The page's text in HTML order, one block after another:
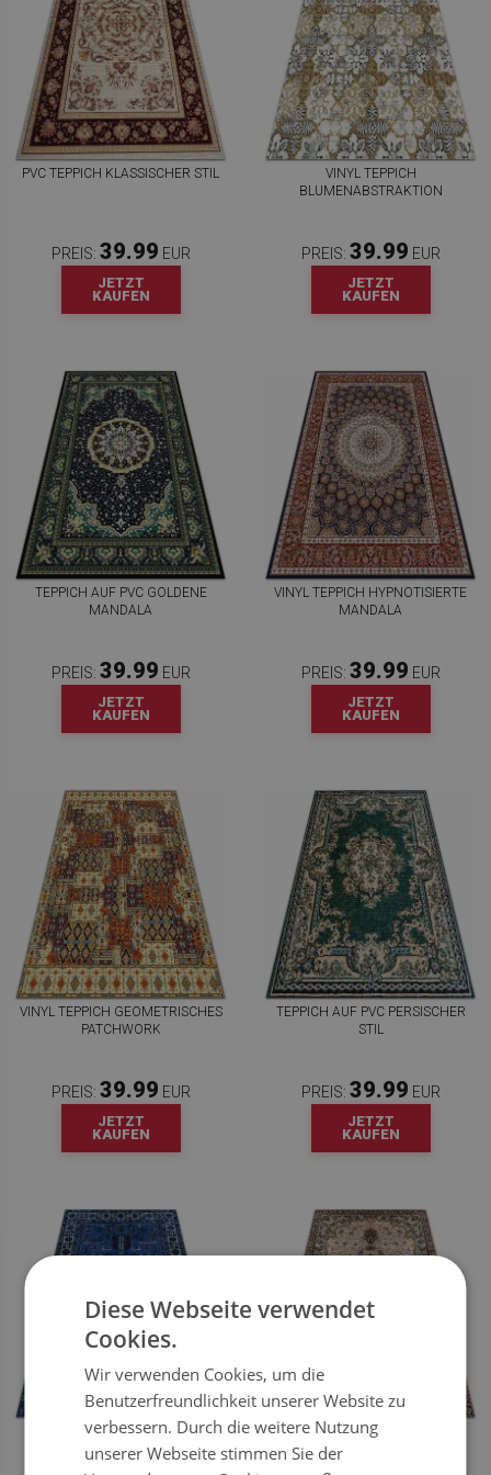
PVC TEPPICH KLASSISCHER STIL
PREIS: 39.99 EUR
JETZT
KAUFEN
VINYL TEPPICH
BLUMENABSTRAKTION
PREIS: 39.99 EUR
JETZT
KAUFEN
TEPPICH AUF PVC GOLDENE
MANDALA
PREIS: 39.99 EUR
JETZT
KAUFEN
VINYL TEPPICH HYPNOTISIERTE
MANDALA
PREIS: 39.99 EUR
JETZT
KAUFEN
VINYL TEPPICH GEOMETRISCHES
PATCHWORK
PREIS: 39.99 EUR
JETZT
KAUFEN
TEPPICH AUF PVC PERSISCHER
STIL
PREIS: 39.99 EUR
JETZT
KAUFEN
VINYL TEPPICH LÄUFER
ÖSTLICHER STIL
VINYL TEPPICH MIETWOST-STIL
Diese Webseite verwendet
Cookies.
Wir verwenden Cookies, um die
Benutzerfreundlichkeit unserer Website zu
verbessern. Durch die weitere Nutzung
unserer Webseite stimmen Sie der